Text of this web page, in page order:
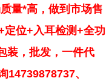
量*高，做到市场售
位+入耳检测+全功
装，批发， 一件代
14739878737、